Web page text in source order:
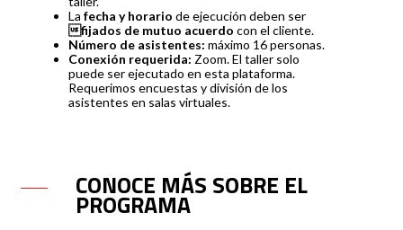
La fecha y horario de ejecución deben ser
fijados de mutuo acuerdo con el cliente.
Número de asistentes: máximo 16 personas.
Conexión requerida: Zoom. El taller solo
puede ser ejecutado en esta plataforma.
Requerimos encuestas y división de los
asistentes en salas virtuales.
CONOCE MÁS SOBRE EL
PROGRAMA